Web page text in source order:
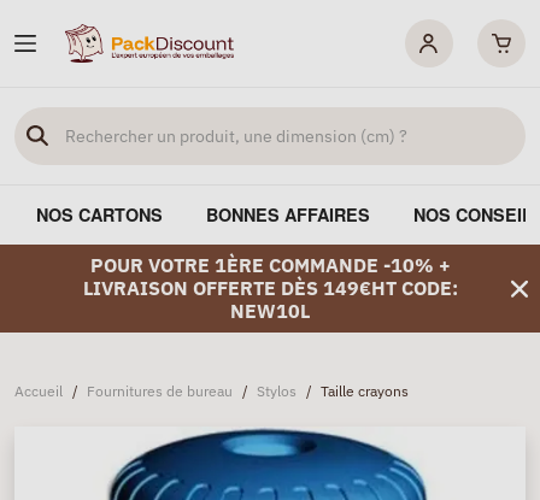
NOS CARTONS BONNES AFFAIRES NOS
POUR VOTRE 1ÈRE COMMANDE -10% +
LIVRAISON OFFERTE DÈS 149€HT CODE:
NEW10L
Accueil / Fournitures de bureau / Stylos / Taille crayons